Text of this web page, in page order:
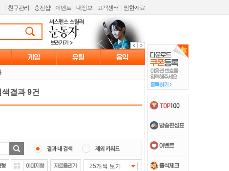
친구관리 충전샵 이벤트 내정보 고객센터 찜한자료
결과 9건
25개씩 보기